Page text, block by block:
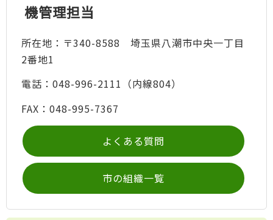
機管理担当
所在地：〒340-8588 埼玉県八潮市中央一丁目
2番地1
電話：048-996-2111（内線804）
FAX：048-995-7367
よくある質問
市の組織一覧